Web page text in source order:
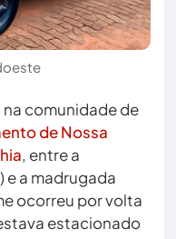
comunidade de
de Nossa
, entre a
e a madrugada
ocorreu por volta
estacionado